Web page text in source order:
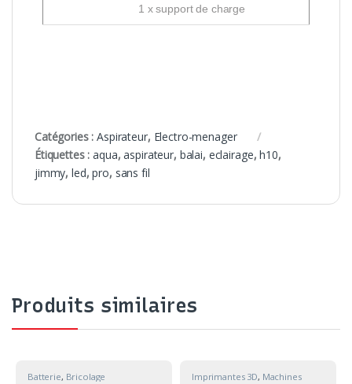
1 x support de charge
Catégories :Aspirateur, Electro-menager
Étiquettes :aqua,aspirateur, balai, eclairage,h10,
jimmy,led,pro, sans fil
Produits similaires
Batterie, Bricolage Imprimantes 3D, Machines